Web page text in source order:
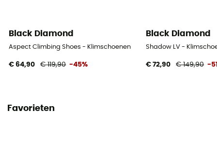
Black Diamond
Aspect Climbing Shoes - Klimschoenen
€ 64,90 € 119,90 -45%
Black Diamond
Shadow LV -
€ 72,90 € 149,90 -
Favorieten